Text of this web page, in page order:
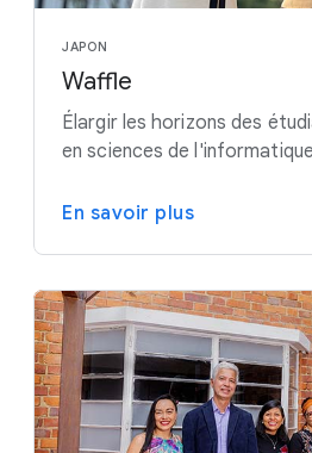
JAPON
Waffle
Élargir les horizons des
en sciences de
En savoir plus